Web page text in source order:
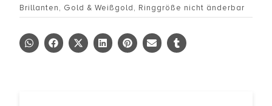
Brillanten, Gold & Weißgold, Ringgröße nicht änderbar